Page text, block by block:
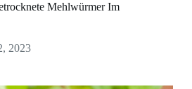
Mehlwürmer Im
2023